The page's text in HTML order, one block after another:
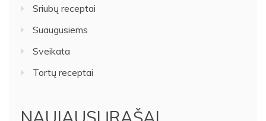
Sriubų receptai
Suaugusiems
Sveikata
Tortų receptai